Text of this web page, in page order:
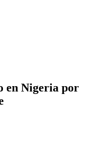
en Nigeria por